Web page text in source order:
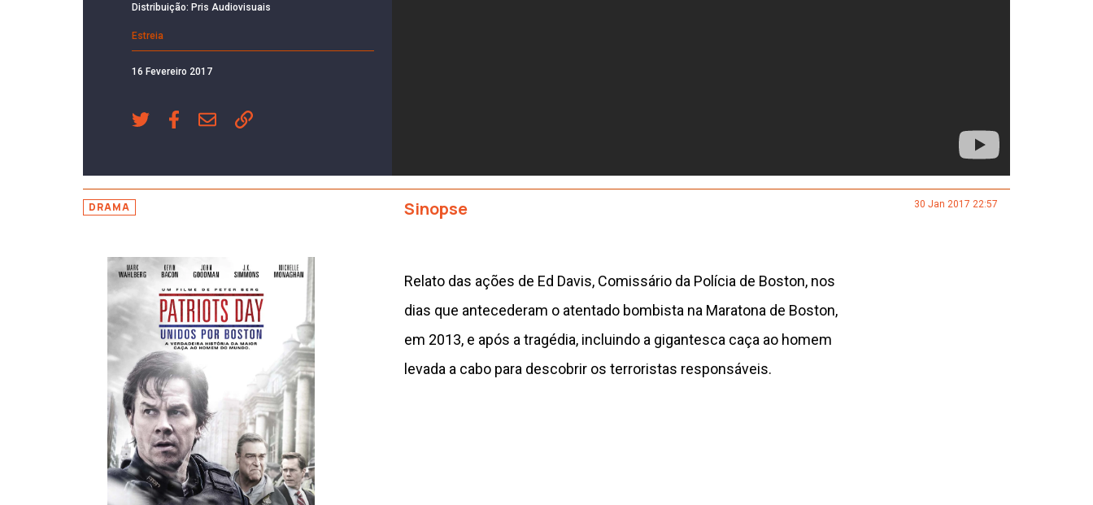
Distribuição: Pris Audiovisuais
Estreia
16 Fevereiro 2017
DRAMA Sinopse 30 Jan 2017 22:57
Relato das ações de Ed Davis, Comissário da Polícia de Boston, nos
dias que antecederam o atentado bombista na Maratona de Boston,
em 2013, e após a tragédia, incluindo a gigantesca caça ao homem
levada a cabo para descobrir os terroristas responsáveis.